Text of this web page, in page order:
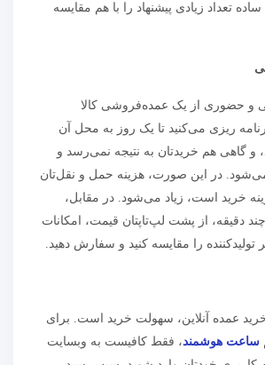
تعداد زیادی پیشنهاد را با هم مقایسه
و حضوری از یک عمده‌فروشی کالا
ریزی می‌کنید تا یک روز به محل آن
و گاهی هم خریدتان به نتیجه نمی‌رسد و
در این صورت، هزینه حمل و نقل‌تان
خرید است، زیاد می‌شود. در مقابل،
دقیقه، از پشت لپ‌تاپتان قیمت، امکانات
را مقایسه کنید و سفارش دهید.
عمده آنلاین، سهولت خرید است. برای
ساعت هوشمند، فقط کافیست به وبسایت